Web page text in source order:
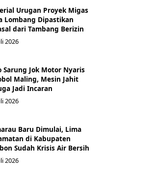
Urugan Proyek Migas
Lombang Dipastikan
dari Tambang Berizin
2026
Sarung Jok Motor Nyaris
Maling, Mesin Jahit
Jadi Incaran
2026
Baru Dimulai, Lima
di Kabupaten
Sudah Krisis Air Bersih
2026